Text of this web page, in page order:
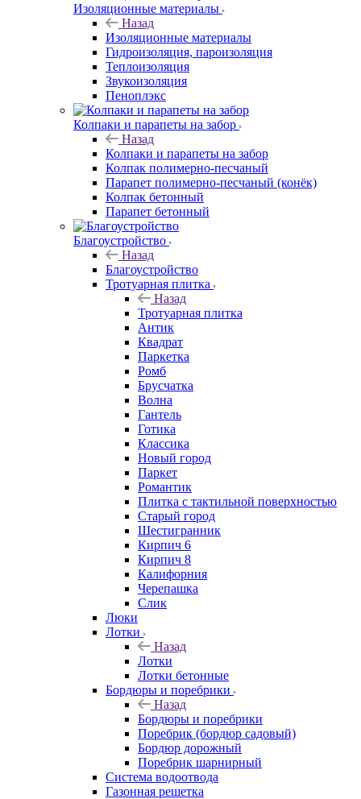
Изоляционные материалы
Назад
Изоляционные материалы
Гидроизоляция, пароизоляция
Теплоизоляция
Звукоизоляция
Пеноплэкс
Колпаки и парапеты на забор
Назад
Колпаки и парапеты на забор
Колпак полимерно-песчаный
Парапет полимерно-песчаный (конёк)
Колпак бетонный
Парапет бетонный
Благоустройство
Назад
Благоустройство
Тротуарная плитка
Назад
Тротуарная плитка
Антик
Квадрат
Паркетка
Ромб
Брусчатка
Волна
Гантель
Готика
Классика
Новый город
Паркет
Романтик
Плитка с тактильной поверхностью
Старый город
Шестигранник
Кирпич 6
Кирпич 8
Калифорния
Черепашка
Слик
Люки
Лотки
Назад
Лотки
Лотки бетонные
Бордюры и поребрики
Назад
Бордюры и поребрики
Поребрик (бордюр садовый)
Бордюр дорожный
Поребрик шарнирный
Система водоотвода
Газонная решетка